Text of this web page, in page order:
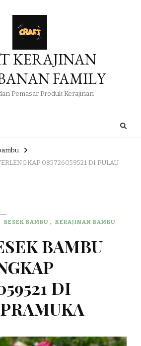
KERAJINAN
FAMILY
Pemasar Produk Kerajinan
085726059521 DI PULAU
BESEK BAMBU KERAJINAN BAMBU
BAMBU
DI